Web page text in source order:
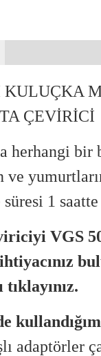
KULUÇKA
ÇEVİRİCİ
herhangi bir
1
VGS
adaptörler